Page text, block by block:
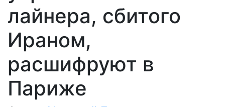
лайнера, сбитого
Ираном,
расшифруют в
Париже